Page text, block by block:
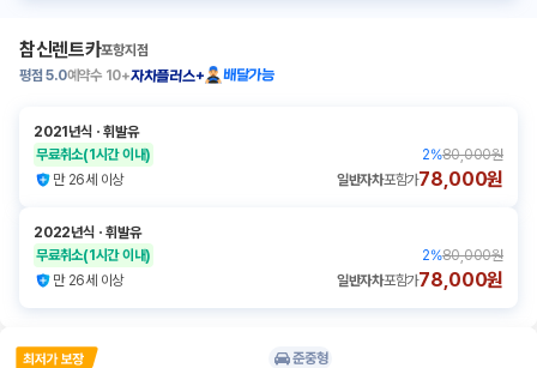
참신렌트카포항지점
평점 5.0예약수 10+자차플러스+ 배달가능
2021년식 ㆍ휘발유
무료취소(1시간 이내) 2%80,000원
만 26세 이상
일반자차포함가78,000원
2022년식 ㆍ휘발유
무료취소(1시간 이내) 2%80,000원
만 26세 이상
일반자차포함가78,000원
준중형